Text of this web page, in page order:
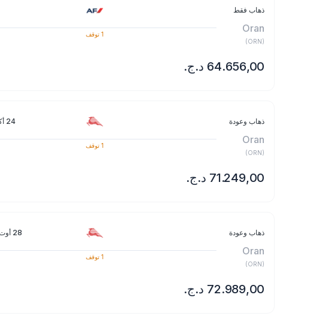
ذهاب فقط
Oran
(
ORN
)
1 توقف
ذهاب وعودة 24 أكتـ 2026
Oran
(
ORN
)
1 توقف
ذهاب وعودة 28 أوت 2026
Oran
(
ORN
)
1 توقف